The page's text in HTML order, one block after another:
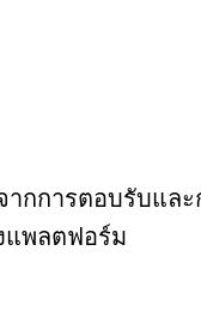
กการตอบรับแล
แพลตฟอร์ม